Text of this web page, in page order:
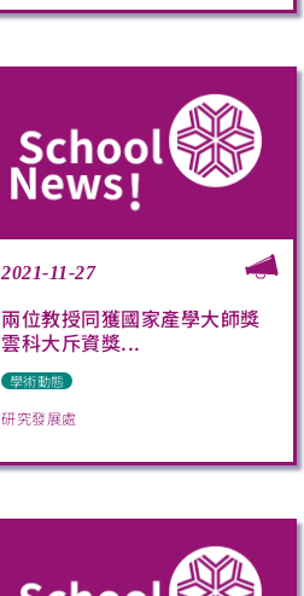
2021-11-27
兩位教授同獲國家產學大師獎
雲科大斥資獎...
學術動態
研究發展處